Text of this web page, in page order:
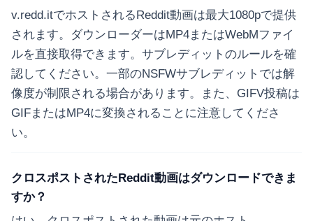
v.redd.itでホストされるReddit動画は最大1080pで提供
されます。ダウンローダーはMP4またはWebMファイ
ルを直接取得できます。サブレディットのルールを確
認してください。一部のNSFWサブレディットでは解
像度が制限される場合があります。また、GIFV投稿は
GIFまたはMP4に変換されることに注意してくださ
い。
クロスポストされたReddit動画はダウンロードできま
すか？